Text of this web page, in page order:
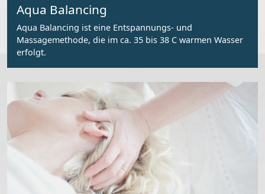
Aqua Balancing
Aqua Balancing ist eine Entspannungs- und
Massagemethode, die im ca. 35 bis 38 C warmen Wasser
erfolgt.